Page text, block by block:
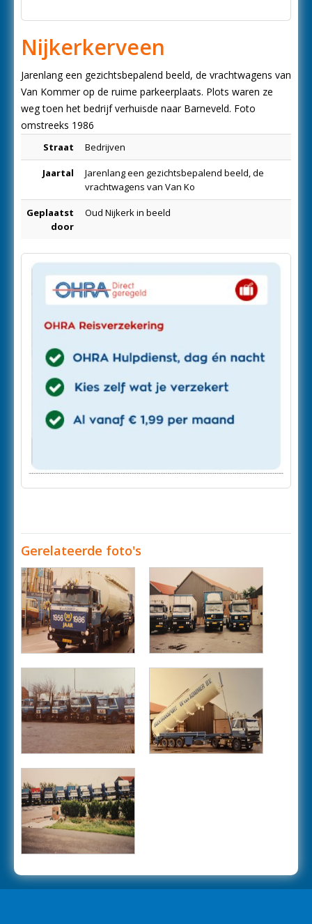
Nijkerkerveen
Jarenlang een gezichtsbepalend beeld, de vrachtwagens van
Van Kommer op de ruime parkeerplaats. Plots waren ze
weg toen het bedrijf verhuisde naar Barneveld. Foto
omstreeks 1986
Straat Bedrijven
Jaartal
Jarenlang een gezichtsbepalend beeld, de
vrachtwagens van Van Ko
Geplaatst
door
Oud Nijkerk in beeld
Gerelateerde foto's